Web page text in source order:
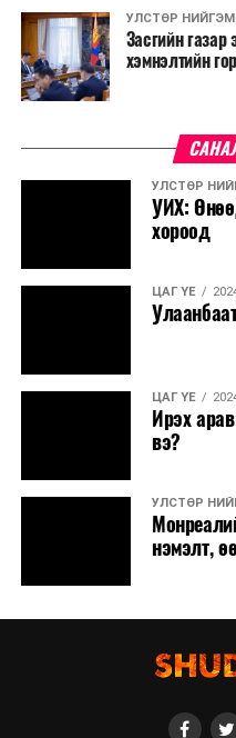
УЛСТӨР НИЙГЭМ
Засгийн газар
хэмнэлтийн
УЛСТӨР
УИХ:
хороод
ЦАГ ҮЕ
ЦАГ ҮЕ
Ирэх
вэ?
УЛСТӨР
нэмэлт,